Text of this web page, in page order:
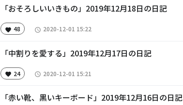
「おそろしいいきもの」2019年12月18日の日記
favorite 48 access_time 2020-12-01 15:22
「中割りを愛する」2019年12月17日の日記
favorite 24 access_time 2020-12-01 15:21
「赤い靴、黒いキーボード」2019年12月16日の日記